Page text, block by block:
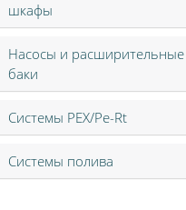
шкафы
Насосы и расширительные
баки
Системы PEX/Pe-Rt
Системы полива